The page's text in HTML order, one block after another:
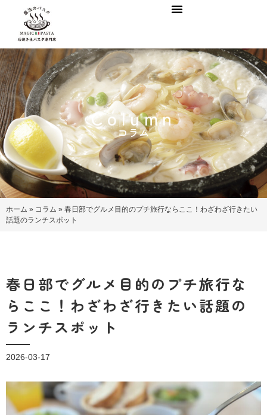
Column
コラム
ホーム » コラム » 春日部でグルメ目的のプチ旅行ならここ！わざわざ行きたい
話題のランチスポット
春日部でグルメ目的のプチ旅行な
らここ！わざわざ行きたい話題の
ランチスポット
2026-03-17